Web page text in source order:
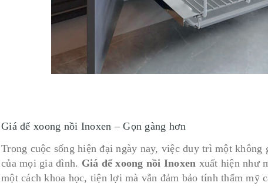
Giá để xoong nồi Inoxen – Gọn gàng hơn
Trong cuộc sống hiện đại ngày nay, việc duy trì một không
của mọi gia đình. Giá để xoong nồi Inoxen xuất hiện như
một cách khoa học, tiện lợi mà vẫn đảm bảo tính thẩm